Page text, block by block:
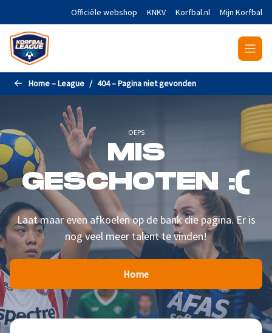
Naar de hoofdinhoud gaanOfficiële webshop KNKV Korfbal.nl Mijn Korfbal
Home – League 404 – Pagina niet gevonden
OEPS
MIS
GESCHOTEN :(
Laat maar even afkoelen op de bank die pagina. Er is
nog veel meer talent te vinden!
Home